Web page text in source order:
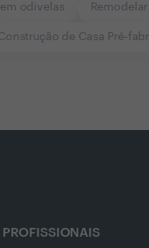
odivelas
de Casa Pré-
PROFISSIONAIS